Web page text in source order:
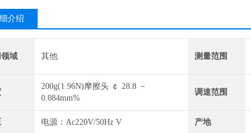
介绍
域 其他 测量范围
200g(1.96N)摩擦头 ￠ 28.8 －
0.084mm%
调速范围
电源：Ac220V/50Hz V 产地